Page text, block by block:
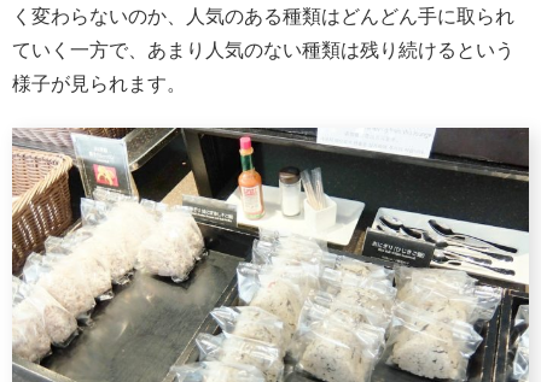
く変わらないのか、人気のある種類はどんどん手に取られ
ていく一方で、あまり人気のない種類は残り続けるという
様子が見られます。